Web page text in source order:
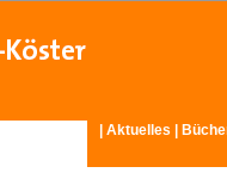
Aktuelles